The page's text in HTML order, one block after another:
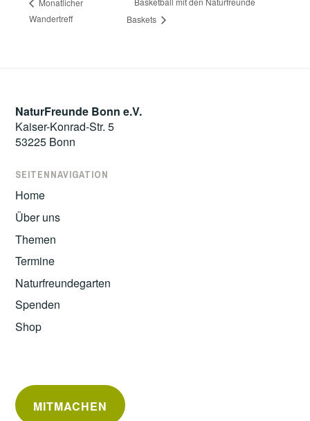
Wandertreff
Baskets
NaturFreunde Bonn e.V.
Kaiser-Konrad-Str. 5
53225 Bonn
SEITENNAVIGATION
Home
Über uns
Themen
Termine
Naturfreundegarten
Spenden
Shop
MITMACHEN